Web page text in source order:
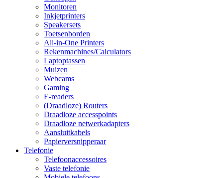
Monitoren
Inkjetprinters
Speakersets
Toetsenborden
All-in-One Printers
Rekenmachines/Calculators
Laptoptassen
Muizen
Webcams
Gaming
E-readers
(Draadloze) Routers
Draadloze accesspoints
Draadloze netwerkadapters
Aansluitkabels
Papierversnipperaar
Telefonie
Telefoonaccessoires
Vaste telefonie